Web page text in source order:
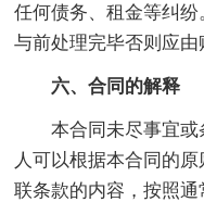
任何债务、租金等纠
与前处理完毕否则应由
六、合同的解释
本合同未尽事宜或
人可以根据本合同的
联条款的内容，按照通